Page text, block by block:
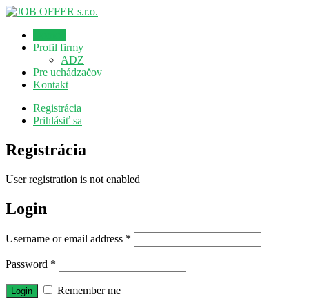
Profil firmy
ADZ
Pre uchádzačov
Kontakt
Registrácia
Prihlásiť sa
Registrácia
User registration is not enabled
Login
Username or email address *
Password *
Remember me